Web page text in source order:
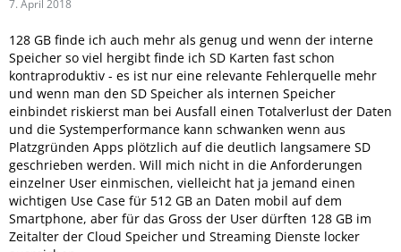
7. April 2018
128 GB finde ich auch mehr als genug und wenn der interne
Speicher so viel hergibt finde ich SD Karten fast schon
kontraproduktiv - es ist nur eine relevante Fehlerquelle mehr
und wenn man den SD Speicher als internen Speicher
einbindet riskierst man bei Ausfall einen Totalverlust der Daten
und die Systemperformance kann schwanken wenn aus
Platzgründen Apps plötzlich auf die deutlich langsamere SD
geschrieben werden. Will mich nicht in die Anforderungen
einzelner User einmischen, vielleicht hat ja jemand einen
wichtigen Use Case für 512 GB an Daten mobil auf dem
Smartphone, aber für das Gross der User dürften 128 GB im
Zeitalter der Cloud Speicher und Streaming Dienste locker